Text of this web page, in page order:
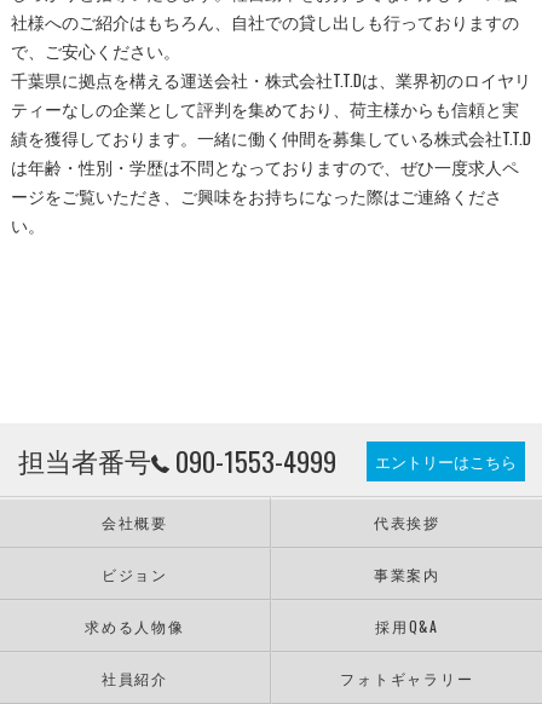
社様へのご紹介はもちろん、自社での貸し出しも行っておりますの
で、ご安心ください。
千葉県に拠点を構える運送会社・株式会社T.T.Dは、業界初のロイヤリ
ティーなしの企業として評判を集めており、荷主様からも信頼と実
績を獲得しております。一緒に働く仲間を募集している株式会社T.T.D
は年齢・性別・学歴は不問となっておりますので、ぜひ一度求人ペ
ージをご覧いただき、ご興味をお持ちになった際はご連絡くださ
い。
担当者番号 090-1553-4999 エントリーはこちら
会社概要 代表挨拶
ビジョン 事業案内
求める人物像 採用Q&A
社員紹介 フォトギャラリー